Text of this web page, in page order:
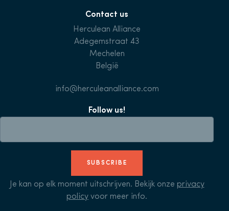
Contact us
Herculean Alliance
Adegemstraat 43
Mechelen
België
info@herculeanalliance.com
Follow us!
SUBSCRIBE
Je kan op elk moment uitschrijven. Bekijk onze privacy
policy voor meer info.